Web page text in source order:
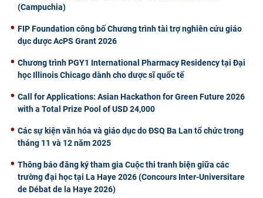
(Campuchia)
FIP Foundation công bố Chương trình tài trợ nghiên cứu giáo
dục dược AcPS Grant 2026
Chương trình PGY1 International Pharmacy Residency tại Đại
học Illinois Chicago dành cho dược sĩ quốc tế
Call for Applications: Asian Hackathon for Green Future 2026
with a Total Prize Pool of USD 24,000
Các sự kiện văn hóa và giáo dục do ĐSQ Ba Lan tổ chức trong
tháng 11 và 12 năm 2025
Thông báo đăng ký tham gia Cuộc thi tranh biện giữa các
trường đại học tại La Haye 2026 (Concours Inter-Universitare
de Débat de la Haye 2026)